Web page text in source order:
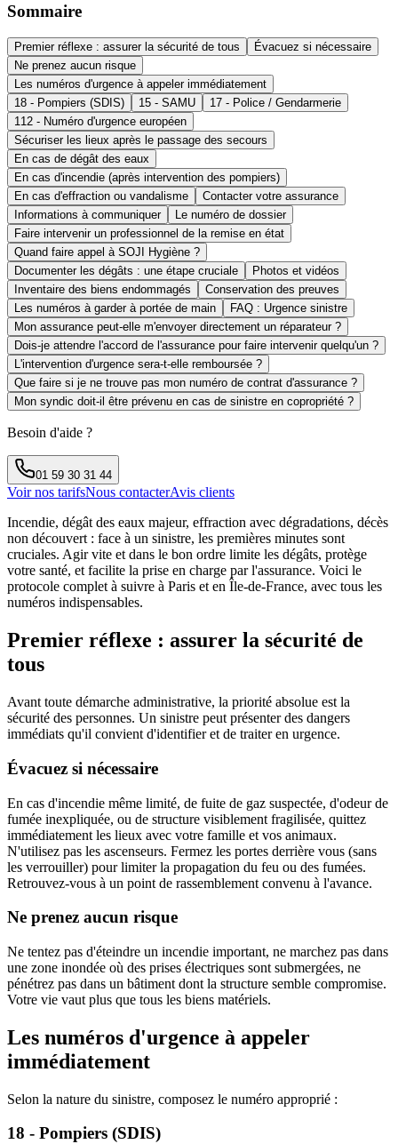
Sommaire
Premier réflexe : assurer la sécurité de tous
Évacuez si nécessaire
Ne prenez aucun risque
Les numéros d'urgence à appeler immédiatement
18 - Pompiers (SDIS)
15 - SAMU
17 - Police / Gendarmerie
112 - Numéro d'urgence européen
Sécuriser les lieux après le passage des secours
En cas de dégât des eaux
En cas d'incendie (après intervention des pompiers)
En cas d'effraction ou vandalisme
Contacter votre assurance
Informations à communiquer
Le numéro de dossier
Faire intervenir un professionnel de la remise en état
Quand faire appel à SOJI Hygiène ?
Documenter les dégâts : une étape cruciale
Photos et vidéos
Inventaire des biens endommagés
Conservation des preuves
Les numéros à garder à portée de main
FAQ : Urgence sinistre
Mon assurance peut-elle m'envoyer directement un réparateur ?
Dois-je attendre l'accord de l'assurance pour faire intervenir quelqu'un ?
L'intervention d'urgence sera-t-elle remboursée ?
Que faire si je ne trouve pas mon numéro de contrat d'assurance ?
Mon syndic doit-il être prévenu en cas de sinistre en copropriété ?
Besoin d'aide ?
01 59 30 31 44
Voir nos tarifsNous contacterAvis clients
Incendie, dégât des eaux majeur, effraction avec dégradations, décès
non découvert : face à un sinistre, les premières minutes sont
cruciales. Agir vite et dans le bon ordre limite les dégâts, protège
votre santé, et facilite la prise en charge par l'assurance. Voici le
protocole complet à suivre à Paris et en Île-de-France, avec tous les
numéros indispensables.
Premier réflexe : assurer la sécurité de
tous
Avant toute démarche administrative, la priorité absolue est la
sécurité des personnes. Un sinistre peut présenter des dangers
immédiats qu'il convient d'identifier et de traiter en urgence.
Évacuez si nécessaire
En cas d'incendie même limité, de fuite de gaz suspectée, d'odeur de
fumée inexpliquée, ou de structure visiblement fragilisée, quittez
immédiatement les lieux avec votre famille et vos animaux.
N'utilisez pas les ascenseurs. Fermez les portes derrière vous (sans
les verrouiller) pour limiter la propagation du feu ou des fumées.
Retrouvez-vous à un point de rassemblement convenu à l'avance.
Ne prenez aucun risque
Ne tentez pas d'éteindre un incendie important, ne marchez pas dans
une zone inondée où des prises électriques sont submergées, ne
pénétrez pas dans un bâtiment dont la structure semble compromise.
Votre vie vaut plus que tous les biens matériels.
Les numéros d'urgence à appeler
immédiatement
Selon la nature du sinistre, composez le numéro approprié :
18 - Pompiers (SDIS)